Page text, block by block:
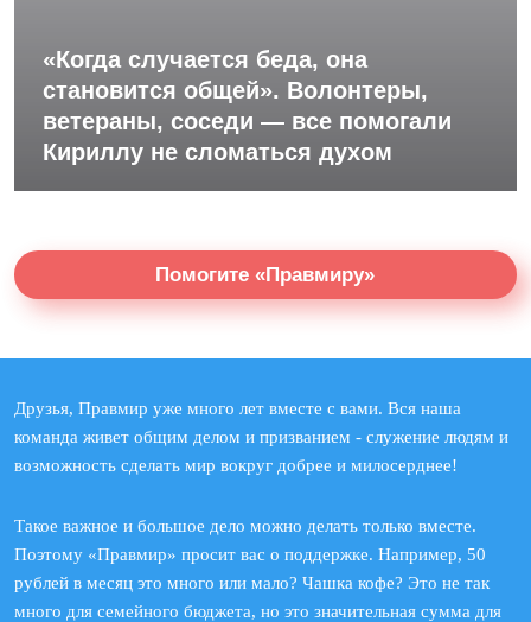
«Когда случается беда, она
становится общей». Волонтеры,
ветераны, соседи — все помогали
Кириллу не сломаться духом
Помогите «Правмиру»
Друзья, Правмир уже много лет вместе с вами. Вся наша
команда живет общим делом и призванием - служение людям и
возможность сделать мир вокруг добрее и милосерднее!
Такое важное и большое дело можно делать только вместе.
Поэтому «Правмир» просит вас о поддержке. Например, 50
рублей в месяц это много или мало? Чашка кофе? Это не так
много для семейного бюджета, но это значительная сумма для